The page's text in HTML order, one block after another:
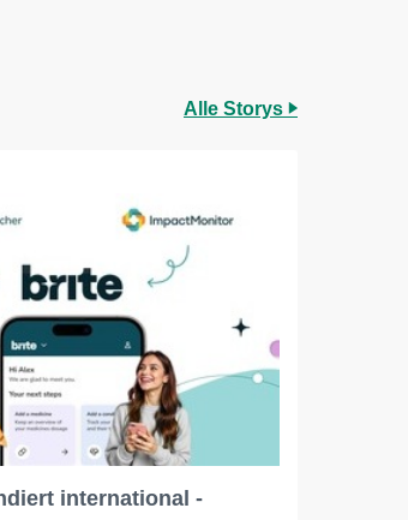
Alle Storys
international -